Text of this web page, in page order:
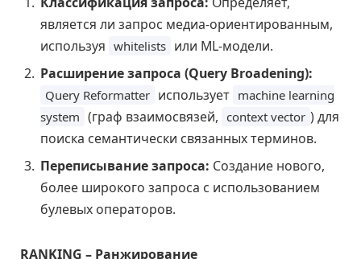
является ли запрос медиа-ориентированным,
используя whitelists или ML-модели.
Расширение запроса (Query Broadening):
Query Reformatter использует machine learning
system (граф взаимосвязей, context vector ) для
поиска семантически связанных терминов.
Переписывание запроса: Создание нового,
более широкого запроса с использованием
булевых операторов.
RANKING – Ранжирование